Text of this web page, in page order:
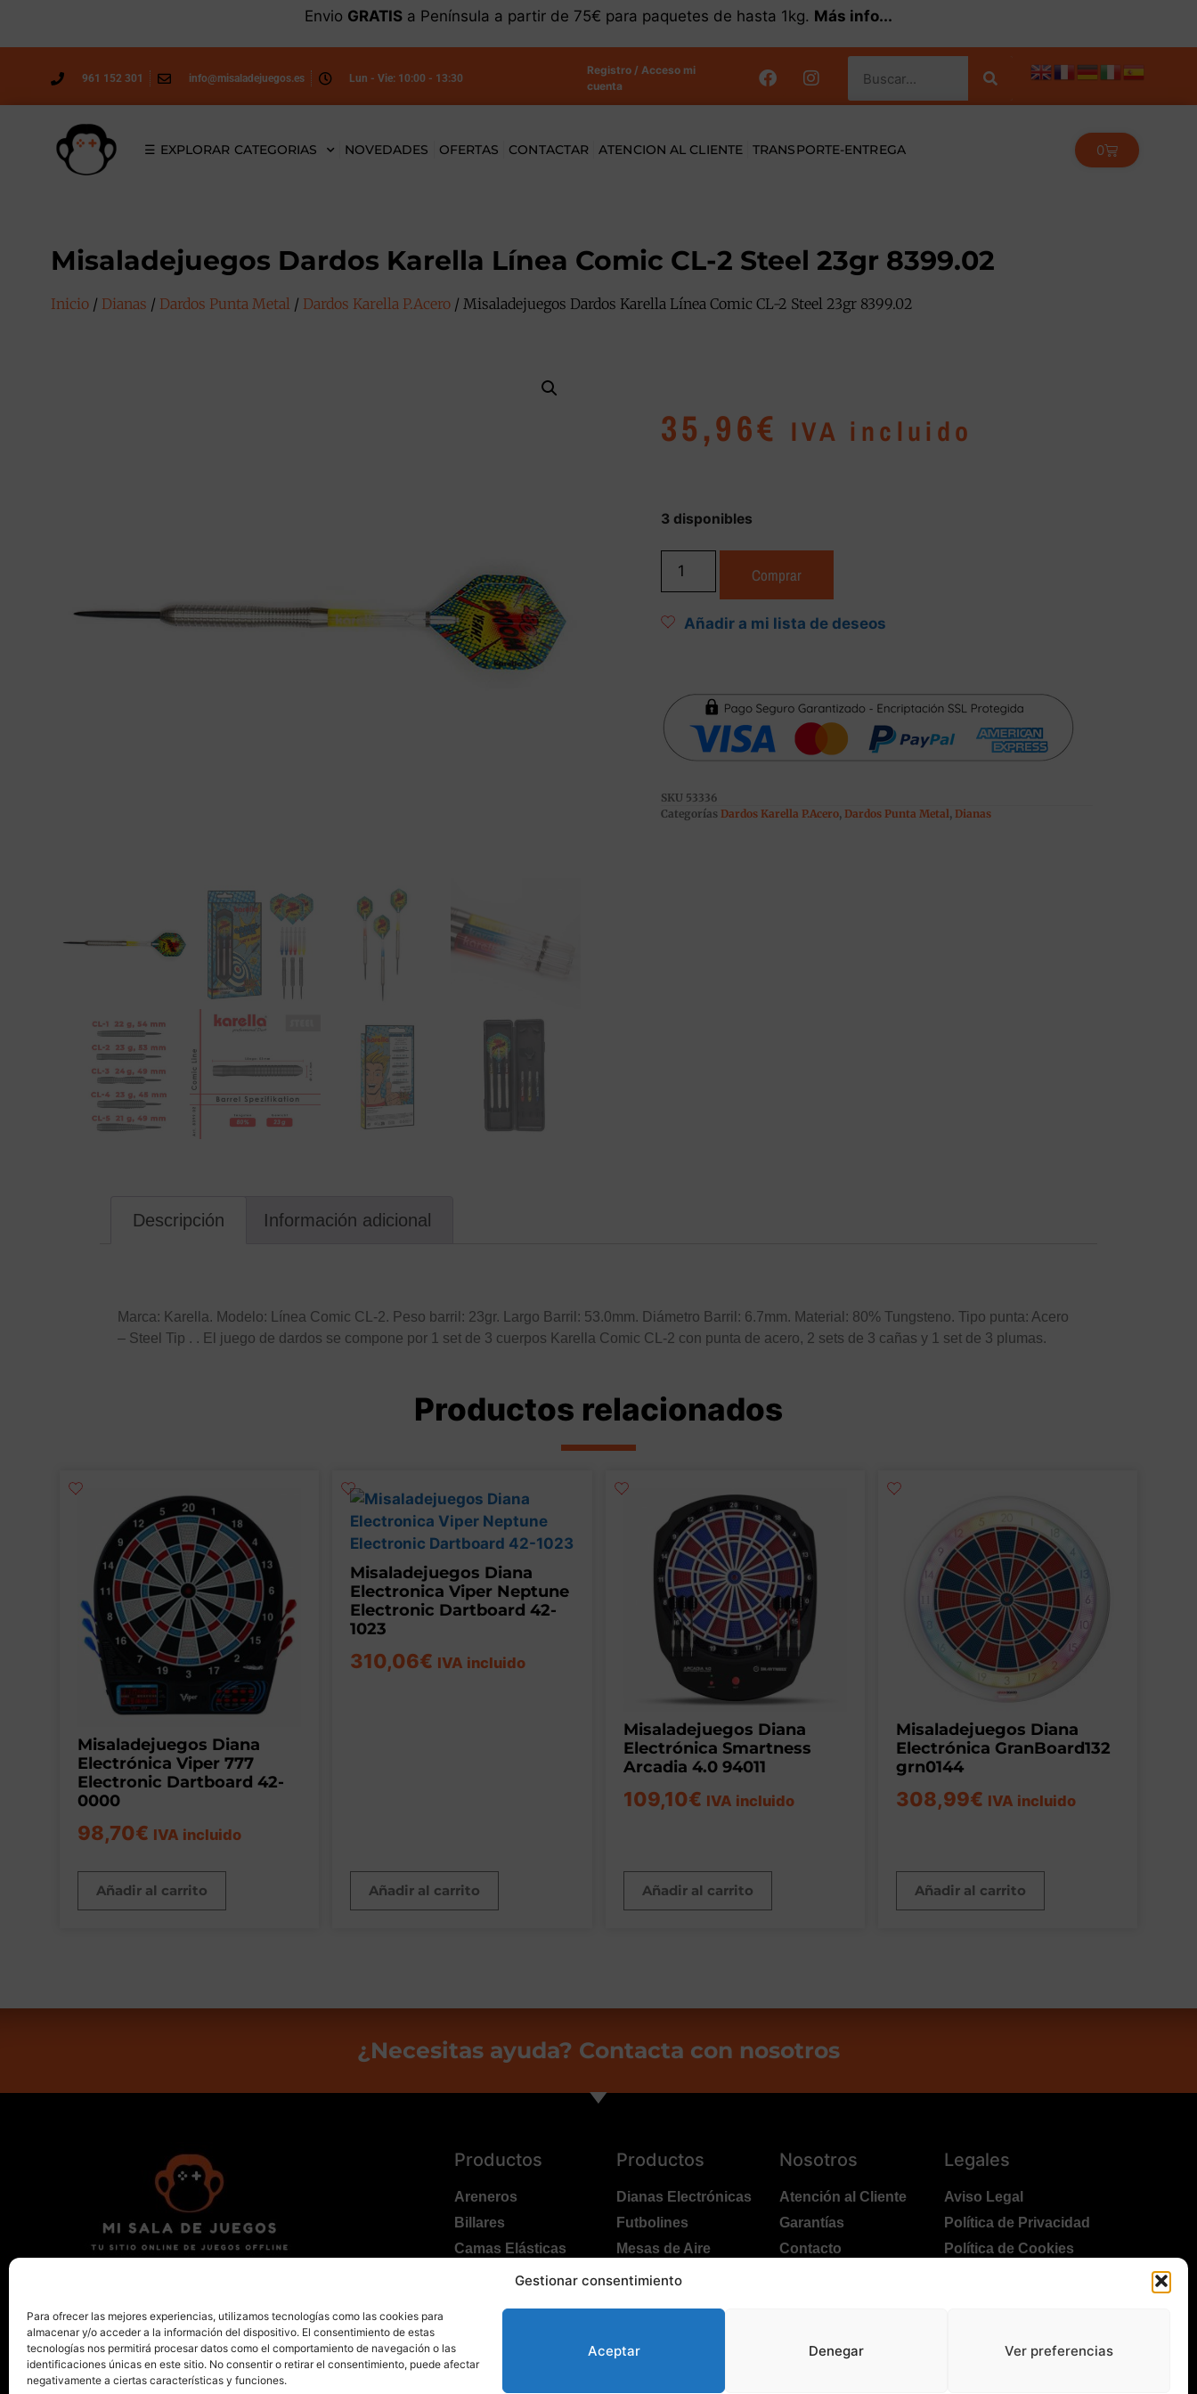
Gestionar consentimiento
Para ofrecer las mejores experiencias, utilizamos tecnologías como las cookies para
almacenar y/o acceder a la información del dispositivo. El consentimiento de estas
tecnologías nos permitirá procesar datos como el comportamiento de navegación o las
identificaciones únicas en este sitio. No consentir o retirar el consentimiento, puede afectar
negativamente a ciertas características y funciones.
Aceptar Denegar Ver preferencias
Envio GRATIS a Península a partir de 75€ para paquetes de hasta 1kg. Más info...
961 152 301 info@misaladejuegos.es Lun - Vie: 10:00 - 13:30
Registro / Acceso mi
cuenta
☰ EXPLORAR CATEGORIAS NOVEDADES OFERTAS CONTACTAR ATENCION AL CLIENTE TRANSPORTE-ENTREGA 0
Misaladejuegos Dardos Karella Línea Comic CL-2 Steel 23gr 8399.02
Inicio / Dianas / Dardos Punta Metal / Dardos Karella P.Acero / Misaladejuegos Dardos Karella Línea Comic CL-2 Steel 23gr 8399.02
35,96€ IVA incluido
3 disponibles
Comprar
Añadir a mi lista de deseos
SKU 53336
Categorías Dardos Karella P.Acero, Dardos Punta Metal , Dianas
Descripción Información adicional
Marca: Karella. Modelo: Línea Comic CL-2. Peso barril: 23gr. Largo Barril: 53.0mm. Diámetro Barril: 6.7mm. Material: 80% Tungsteno. Tipo punta: Acero
– Steel Tip . . El juego de dardos se compone por 1 set de 3 cuerpos Karella Comic CL-2 con punta de acero, 2 sets de 3 cañas y 1 set de 3 plumas.
Productos relacionados
Misaladejuegos Diana
Electrónica Viper 777
Electronic Dartboard 42-
0000
98,70€ IVA incluido
Añadir al carrito
Misaladejuegos Diana
Electronica Viper Neptune
Electronic Dartboard 42-
1023
310,06€ IVA incluido
Añadir al carrito
Misaladejuegos Diana
Electrónica Smartness
Arcadia 4.0 94011
109,10€ IVA incluido
Añadir al carrito
Misaladejuegos Diana
Electrónica GranBoard132
grn0144
308,99€ IVA incluido
Añadir al carrito
¿Necesitas ayuda? Contacta con nosotros
Productos
Areneros
Billares
Camas Elásticas
Coches Kart
Productos
Dianas Electrónicas
Futbolines
Mesas de Aire
Ping Pong Interior
Nosotros
Atención al Cliente
Garantías
Contacto
Legales
Aviso Legal
Política de Privacidad
Política de Cookies